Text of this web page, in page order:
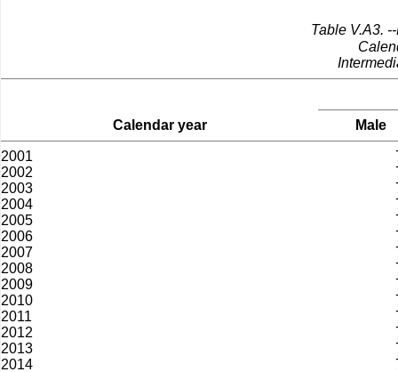
Table V.A3.­
Calendar year Male
2001
2002
2003
2004
2005
2006
2007
2008
2009
2010
2011
2012
2013
2014